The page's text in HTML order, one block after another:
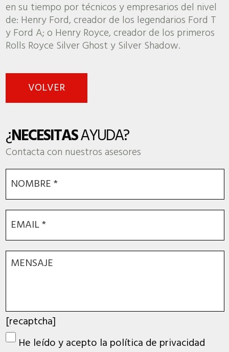
en su tiempo por técnicos y empresarios del nivel
de: Henry Ford, creador de los legendarios Ford T
y Ford A; o Henry Royce, creador de los primeros
Rolls Royce Silver Ghost y Silver Shadow.
VOLVER
¿NECESITASAYUDA?
Contacta con nuestros asesores
[recaptcha]
He leído y acepto la política de privacidad